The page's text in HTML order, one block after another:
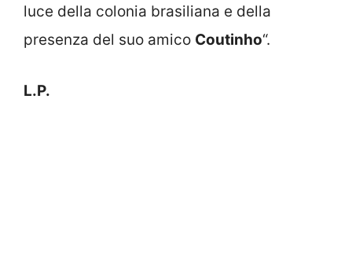
luce della colonia brasiliana e della
presenza del suo amico Coutinho“.
L.P.